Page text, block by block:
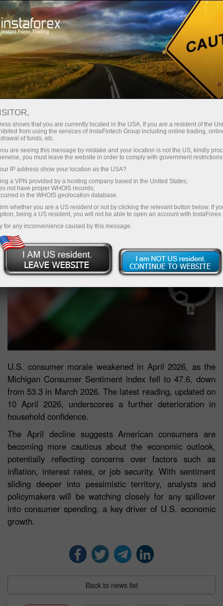
For Traders
U.S. MICHIGAN CONSUMER
SENTIMENT SLIPS FURTHER IN
APRIL, HITTING 47.6
U.S. consumer morale weakened in April 2026, as the
Michigan Consumer Sentiment index fell to 47.6, down
from 53.3 in March 2026. The latest reading, updated on
10 April 2026, underscores a further deterioration in
household confidence.
The April decline suggests American consumers are
becoming more cautious about the economic outlook,
potentially reflecting concerns over factors such as
inflation, interest rates, or job security. With sentiment
sliding deeper into pessimistic territory, analysts and
policymakers will be watching closely for any spillover
into consumer spending, a key driver of U.S. economic
growth.
Back to news list
shows that you are currently located in the USA. If you are a resident of the
from using the services of InstaFintech Group including online trading,
of funds, etc.
are seeing this message by mistake and your location is not the US, kindly
you must leave the website in order to comply with government
IP address show your location as the USA?
a VPN provided by a hosting company based in the United States;
not have proper WHOIS records;
in the WHOIS geolocation database.
whether you are a US resident or not by clicking the relevant button below. If
being a US resident, you will not be able to open an account with InstaForex
for any inconvenience caused by this message.